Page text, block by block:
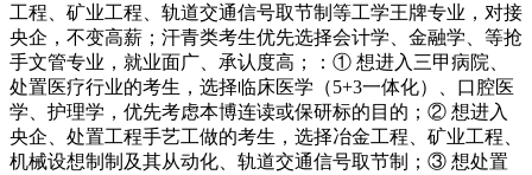
工程、矿业工程、轨道交通信号取节制等工学王牌专业，对接
央企，不变高薪；汗青类考生优先选择会计学、金融学、等抢
手文管专业，就业面广、承认度高；：① 想进入三甲病院、
处置医疗行业的考生，选择临床医学（5+3一体化）、口腔医
学、护理学，优先考虑本博连读或保研标的目的；② 想进入
央企、处置工程手艺工做的考生，选择冶金工程、矿业工程、
机械设想制制及其从动化、轨道交通信号取节制；③ 想处置